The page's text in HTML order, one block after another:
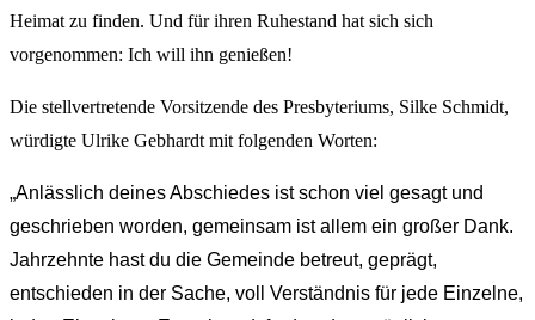
Heimat zu finden. Und für ihren Ruhestand hat sich sich
vorgenommen: Ich will ihn genießen!
Die stellvertretende Vorsitzende des Presbyteriums, Silke Schmidt,
würdigte Ulrike Gebhardt mit folgenden Worten:
„Anlässlich deines Abschiedes ist schon viel gesagt und
geschrieben worden, gemeinsam ist allem ein großer Dank.
Jahrzehnte hast du die Gemeinde betreut, geprägt,
entschieden in der Sache, voll Verständnis für jede Einzelne,